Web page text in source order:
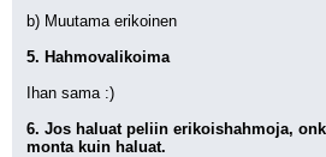
b) Muutama erikoinen
5. Hahmovalikoima
Ihan sama :)
6. Jos haluat peliin erikoishahmoja,
monta kuin haluat.